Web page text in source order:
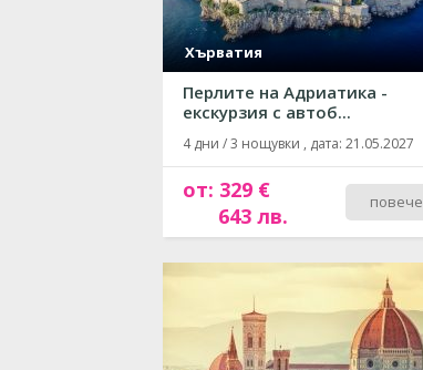
Хърватия
Перлите на Адриатика -
екскурзия с автоб...
4 дни / 3 нощувки , дата: 21.05.2027
от: 329 €
643 лв.
повече